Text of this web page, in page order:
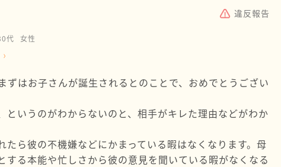
違反報告
代
女性
ずはお子さんが誕生されるとのことで、おめでとうござい
というのがわからないのと、相手がキレた理由などがわか
たら彼の不機嫌などにかまっている暇はなくなります。母
する本能や忙しさから彼の意見を聞いている暇がなくなる